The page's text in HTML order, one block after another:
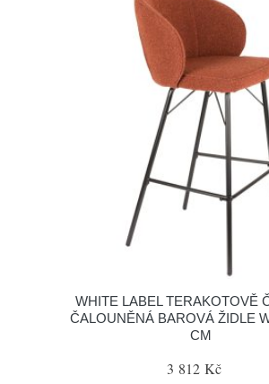
WHITE LABEL TERAKOTOVĚ
ČALOUNĚNÁ BAROVÁ ŽIDLE
CM
3 812 Kč